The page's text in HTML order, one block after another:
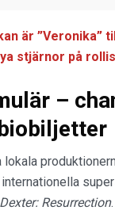
är ”Veronika”
stjärnor på
–
Dexter: Resurrection